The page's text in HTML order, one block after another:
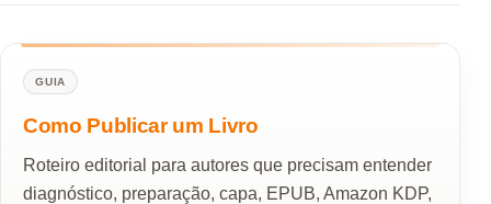
GUIA
Como Publicar um Livro
Roteiro editorial para autores que precisam entender
diagnóstico, preparação, capa, EPUB, Amazon KDP,